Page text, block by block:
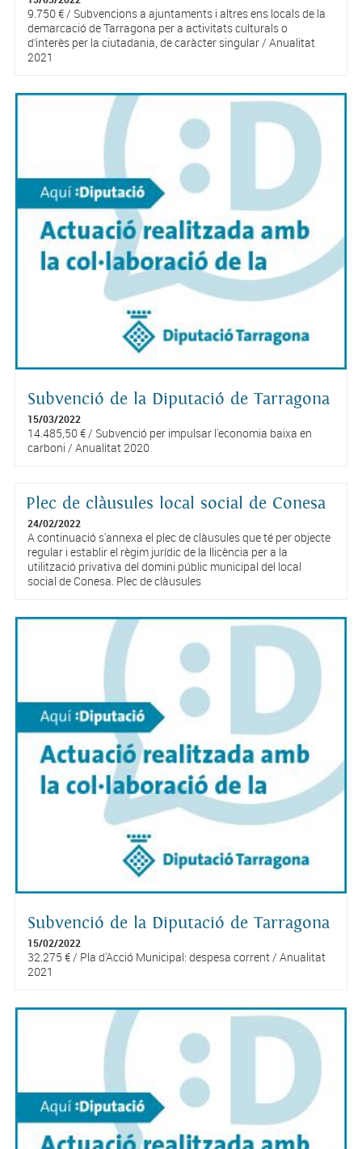
9.750 € / Subvencions a ajuntaments i altres ens locals de la
demarcació de Tarragona per a activitats culturals o
d’interès per la ciutadania, de caràcter singular / Anualitat
2021
Subvenció de la Diputació de Tarragona
15/03/2022
14.485,50 € / Subvenció per impulsar l'economia baixa en
carboni / Anualitat 2020
Plec de clàusules local social de Conesa
24/02/2022
A continuació s'annexa el plec de clàusules que té per objecte
regular i establir el règim jurídic de la llicència per a la
utilització privativa del domini públic municipal del local
social de Conesa. Plec de clàusules
Subvenció de la Diputació de Tarragona
15/02/2022
32.275 € / Pla d'Acció Municipal: despesa corrent / Anualitat
2021